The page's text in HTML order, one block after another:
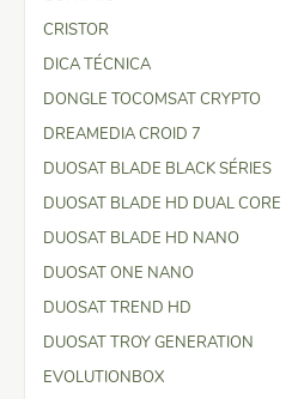
CRISTOR
DICA TÉCNICA
DONGLE TOCOMSAT CRYPTO
DREAMEDIA CROID 7
DUOSAT BLADE BLACK SÉRIES
DUOSAT BLADE HD DUAL CORE
DUOSAT BLADE HD NANO
DUOSAT ONE NANO
DUOSAT TREND HD
DUOSAT TROY GENERATION
EVOLUTIONBOX